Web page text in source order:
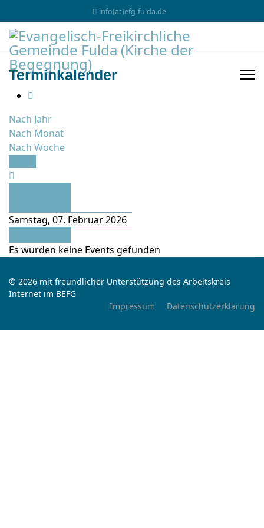
info(at)efg-fulda.de
Terminkalender
Nach Jahr
Nach Monat
Nach Woche
Samstag, 07. Februar 2026
Es wurden keine Events gefunden
© 2026 mit freundlicher Unterstützung des Arbeitskreis
Internet im BEFG
Impressum
Datenschutzerklärung